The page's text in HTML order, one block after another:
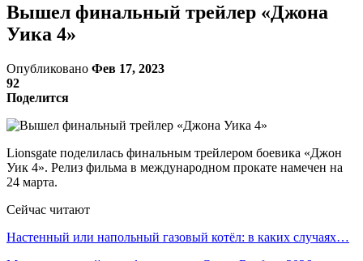
Вышел финальный трейлер «Джона
Уика 4»
Опубликовано Фев 17, 2023
92
Поделится
Lionsgate поделилась финальным трейлером боевика «Джон
Уик 4». Релиз фильма в международном прокате намечен на
24 марта.
Сейчас читают
Настенный или напольный газовый котёл: в каких случаях…